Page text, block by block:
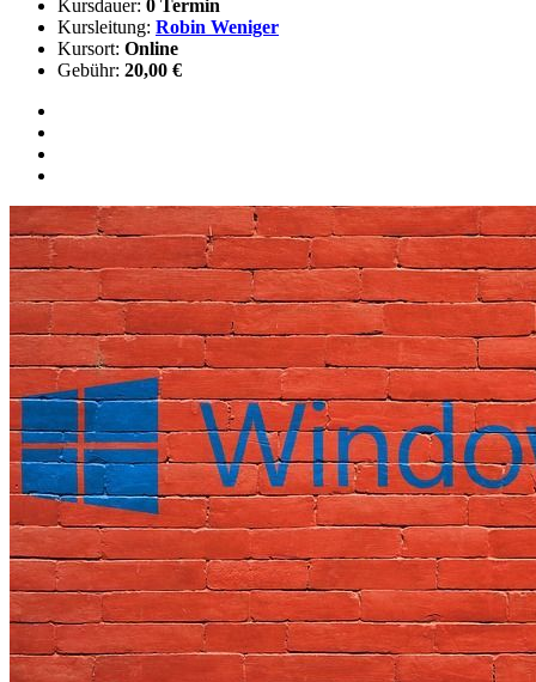
Kursdauer: 0 Termin
Kursleitung: Robin Weniger
Kursort: Online
Gebühr: 20,00 €